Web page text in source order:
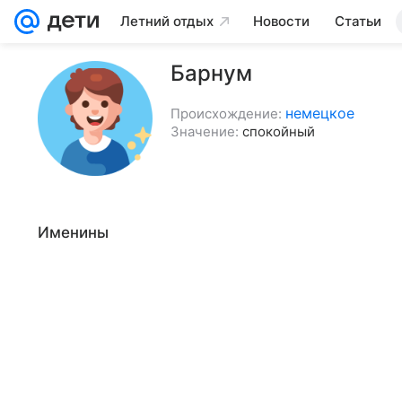
Летний отдых Новости Статьи
Барнум
Происхождение: немецкое
Значение: спокойный
Именины